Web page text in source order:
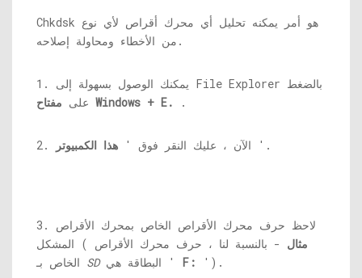
Chkdsk هو أمر يمكنه تحليل أي محرك أقراص لأي نوع
من الأخطاء ومحاولة إصلاحه.
1. يمكنك الوصول بسهولة إلى File Explorer بالضغط
على مفتاح Windows + E. .
2. الآن ، عليك النقر فوق ' هذا الكمبيوتر '.
3. لاحظ حرف محرك الأقراص الخاص بمحرك الأقراص
المشكل (
مثال - بالنسبة لنا ، حرف محرك الأقراص
SD البطاقة هي ' F: ').